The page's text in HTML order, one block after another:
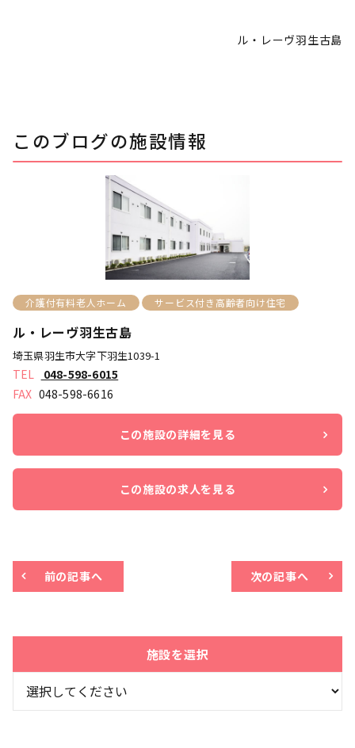
ル・レーヴ羽生古島
このブログの施設情報
介護付有料老人ホーム サービス付き高齢者向け住宅
ル・レーヴ羽生古島
埼玉県羽生市大字下羽生1039-1
048-598-6015
048-598-6616
この施設の詳細を見る
この施設の求人を見る
前の記事へ 次の記事へ
施設を選択